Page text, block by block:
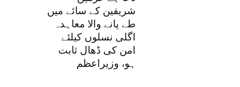
شریفین کے سائے میں
طے پانے والا معاہدہ
اگلی نسلوں کیلئے
امن کی ڈھال ثابت
ہو، وزیراعظم